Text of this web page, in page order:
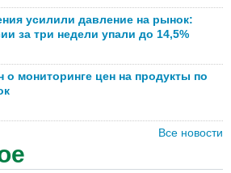
усилили давление на рынок:
за три недели упали до 14,5%
о мониторинге цен на продукты по
Все новости